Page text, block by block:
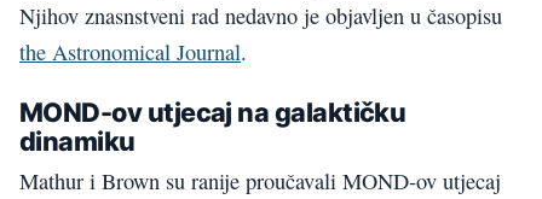
Njihov znasnstveni rad nedavno je objavljen u časopisu
the Astronomical Journal.
MOND-ov utjecaj na galaktičku
dinamiku
Mathur i Brown su ranije proučavali MOND-ov utjecaj